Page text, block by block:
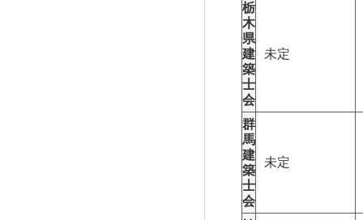
栃
木
県
建
築
士
会
未定
群
馬
建
築
士
会
未定